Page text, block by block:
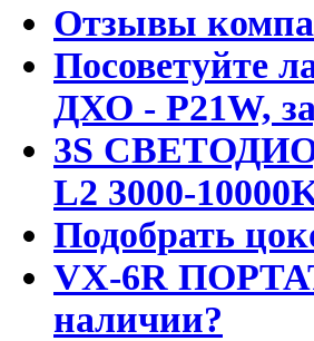
Отзывы
Посоветуйте
ДХО - P21W,
3S
L2 3000-
Подобрать
VX-6R
наличии?